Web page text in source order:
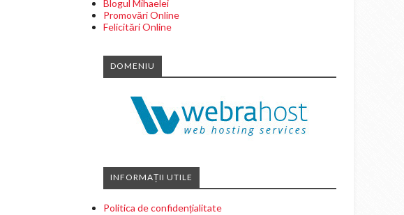
Blogul Mihaelei
Promovări Online
Felicitări Online
DOMENIU
INFORMAȚII UTILE
Politica de confidențialitate